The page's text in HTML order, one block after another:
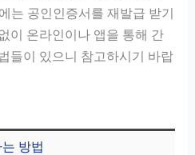
는 공인인증서를 재발급 받기
이 온라인이나 앱을 통해 간
들이 있으니 참고하시기 바랍
방법